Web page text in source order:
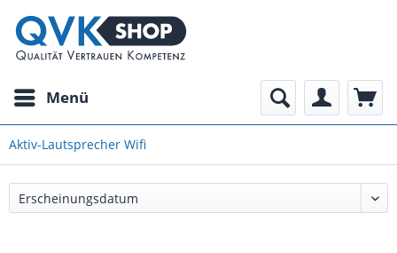
Menü
Aktiv-Lautsprecher Wifi